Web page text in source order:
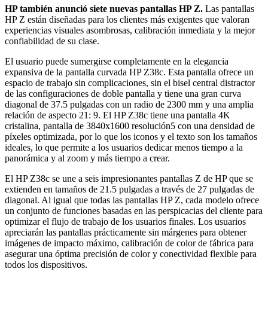
HP también anunció siete nuevas pantallas HP Z. Las pantallas
HP Z están diseñadas para los clientes más exigentes que valoran
experiencias visuales asombrosas, calibración inmediata y la mejor
confiabilidad de su clase.
El usuario puede sumergirse completamente en la elegancia
expansiva de la pantalla curvada HP Z38c. Esta pantalla ofrece un
espacio de trabajo sin complicaciones, sin el bisel central distractor
de las configuraciones de doble pantalla y tiene una gran curva
diagonal de 37.5 pulgadas con un radio de 2300 mm y una amplia
relación de aspecto 21: 9. El HP Z38c tiene una pantalla 4K
cristalina, pantalla de 3840x1600 resolución5 con una densidad de
píxeles optimizada, por lo que los iconos y el texto son los tamaños
ideales, lo que permite a los usuarios dedicar menos tiempo a la
panorámica y al zoom y más tiempo a crear.
El HP Z38c se une a seis impresionantes pantallas Z de HP que se
extienden en tamaños de 21.5 pulgadas a través de 27 pulgadas de
diagonal. Al igual que todas las pantallas HP Z, cada modelo ofrece
un conjunto de funciones basadas en las perspicacias del cliente para
optimizar el flujo de trabajo de los usuarios finales. Los usuarios
apreciarán las pantallas prácticamente sin márgenes para obtener
imágenes de impacto máximo, calibración de color de fábrica para
asegurar una óptima precisión de color y conectividad flexible para
todos los dispositivos.